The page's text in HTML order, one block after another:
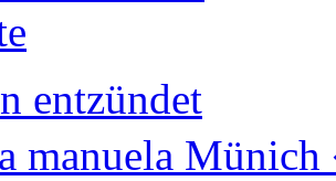
entzündet
manuela